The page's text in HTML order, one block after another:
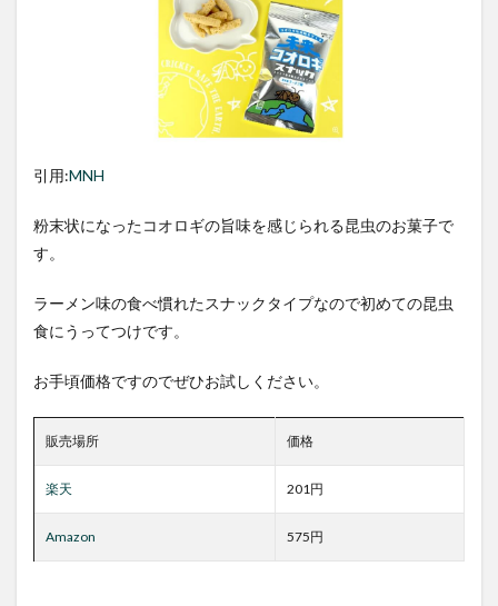
目
クモ
7.4
リ
7.5
幼虫
引用:MNH
粉末状になったコオロギの旨味を感じられる昆虫のお菓子で
す。
ラーメン味の食べ慣れたスナックタイプなので初めての昆虫
食にうってつけです。
お手頃価格ですのでぜひお試しください。
販売場所 価格
楽天 201円
Amazon 575円